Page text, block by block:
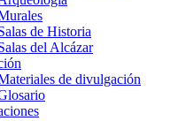
de Historia
del Alcázar
de divulgación